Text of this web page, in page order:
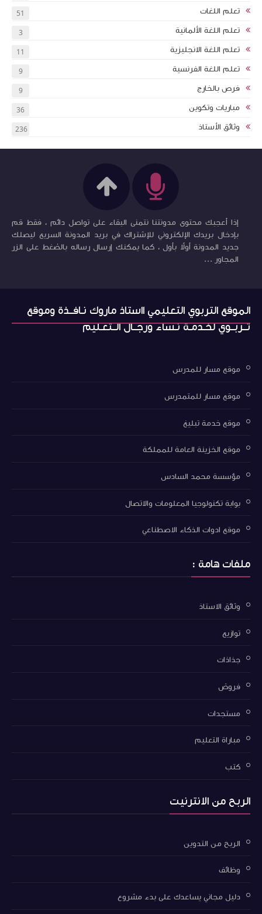
تعلم اللغات 51
تعلم اللغة الألمانية 3
تعلم اللغة الانجليزية 11
تعلم اللغة الفرنسية 9
فرص بالخارج 9
مباريات وتكوين 36
وثائق الأستاذ 236
إذا أعجبك محتوى مدونتنا نتمنى البقاء على تواصل دائم ، فقط قم
بإدخال بريدك الإلكتروني للإشتراك في بريد المدونة السريع ليصلك
جديد المدونة أولاً بأول ، كما يمكنك إرسال رساله بالضغط على الزر
المجاور ...
الموقع التربوي التعليمي ااستاذ ماروك نـافــذة وموقع
تــربــوي لخـدمـة نـساء ورجــال الــتعـليم
موقع مسار للمدرس
موقع مسار للمتمدرس
موقع خدمة تبليغ
موقع الخزينة العامة للمملكة
مؤسسة محمد السادس
بوابة تكنولوجيا المعلومات والاتصال
موقع ادوات الذكاء الاصطناعي
ملفات هامة :
وثائق الاستاذ
توازيع
جذاذات
فروض
مستجدات
مباراة التعليم
كتب
الربح من الانترنيت
الربح من التدوين
وظائف
دليل مجاني يساعدك على بدء مشروع